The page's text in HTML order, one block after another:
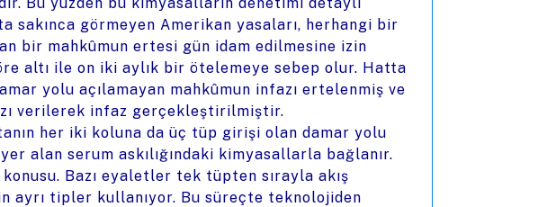
sakınca görmeyen Amerikan yasaları, herhangi bir
bir mahkûmun ertesi gün idam edilmesine izin
altı ile on iki aylık bir ötelemeye sebep olur. Hatta
yolu açılamayan mahkûmun infazı ertelenmiş ve
verilerek infaz gerçekleştirilmiştir.
her iki koluna da üç tüp girişi olan damar yolu
alan serum askılığındaki kimyasallarla bağlanır.
Bazı eyaletler tek tüpten sırayla akış
ayrı tipler kullanıyor. Bu süreçte teknolojiden